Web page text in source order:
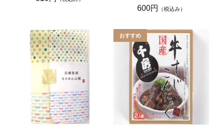
600円
（税込み）